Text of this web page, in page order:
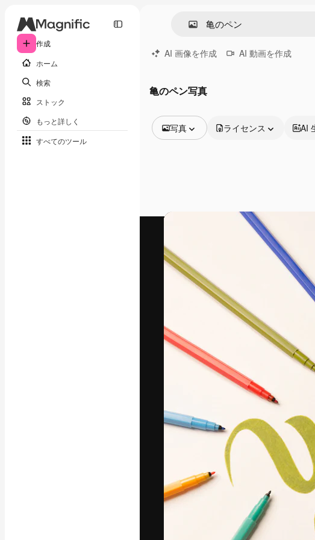
作成
ホーム
検索
ストック
もっと詳しく
すべてのツール
AI 画像を作成 AI 動画を作成
亀のペン写真
写真
動画
モーショングラフィックス
動画テンプレート
アイコン
3D モデル
フォント
ライセンス AI
最高のクリエイティブ制作
ットフォーム。クリエイタ
店、スタジオを含む100万
Copyright © 2010-